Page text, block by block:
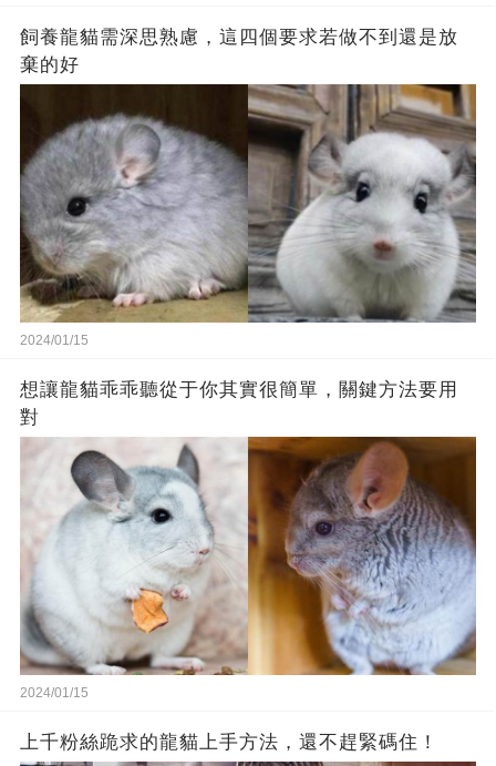
飼養龍貓需深思熟慮，這四個要求若做不到還是放
棄的好
2024/01/15
想讓龍貓乖乖聽從于你其實很簡單，關鍵方法要用
對
2024/01/15
上千粉絲跪求的龍貓上手方法，還不趕緊碼住！